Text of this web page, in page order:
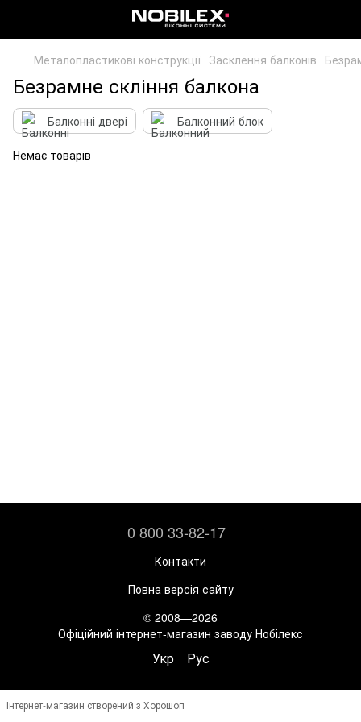
Металопластикові конструкції Засклення балконів
Безрамне скління балкона
Балконні двері Балконний блок
Немає товарів
0 800 33-82-17
Контакти
Повна версія сайту
© 2008—2026
Офіційний інтернет-магазин заводу Нобілекс
Укр Рус
Інтернет-магазин створений з Хорошоп